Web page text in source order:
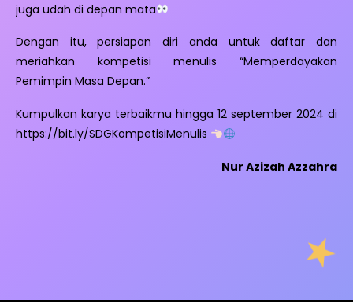
juga udah di depan mata
Dengan itu, persiapan diri anda untuk daftar dan
meriahkan kompetisi menulis “Memperdayakan
Pemimpin Masa Depan.”
Kumpulkan karya terbaikmu hingga 12 september 2024 di
https://bit.ly/SDGKompetisiMenulis
Nur Azizah Azzahra